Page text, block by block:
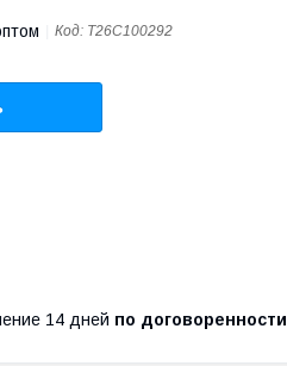
Код: T26C100292
14 дней по договоренности